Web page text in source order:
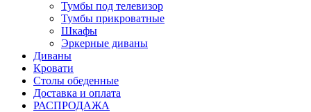
Тумбы под телевизор
Тумбы прикроватные
Шкафы
Эркерные диваны
Диваны
Кровати
Столы обеденные
Доставка и оплата
РАСПРОДАЖА